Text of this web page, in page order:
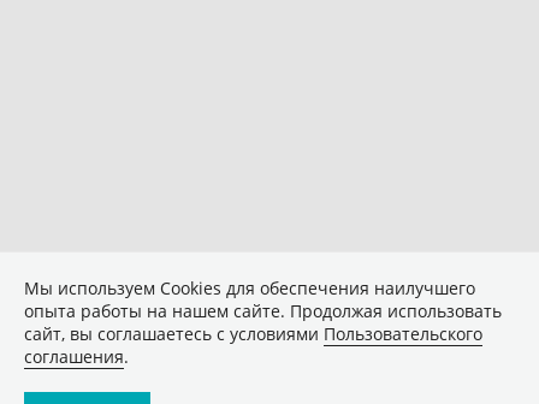
Мы используем Сookies для обеспечения наилучшего
опыта работы на нашем сайте. Продолжая использовать
сайт, вы соглашаетесь с условиями Пользовательского
соглашения.